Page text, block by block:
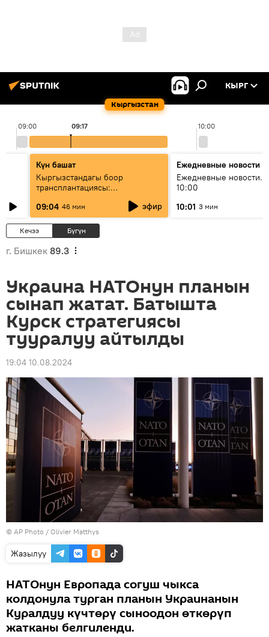
Кыргызстан
КЫРГ
09:00 10:00
09:17
Күн башат
Кыргызстандагы боор
трансплантациясы:
жетишкендиктер жана өнүгүү
келечеги
09:04 46 мин эфир
Ежедневные новости
Ежедневные новости.
10:00
10:01 3 мин
Кечээ Бүгүн
г. Бишкек 89.3
Украина НАТОнун планын
сынап жатат. Батышта
Курск стратегиясы
тууралуу айтылды
19:04 10.08.2024
© AP Photo / Olivier Matthys
Жазылуу
НАТОнун Европада согуш чыкса
колдонула турган планын Украинанын
Куралдуу күчтөрү сыноодон өткөрүп
жатканы белгиленди.